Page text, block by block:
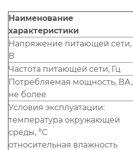
Наименование
характеристики
Напряжение питающей сети,
В
Частота питающей сети, Гц
Потребляемая мощность, ВА,
не более
Условия эксплуатации:
температура окружающей
среды, °С
относительная влажность